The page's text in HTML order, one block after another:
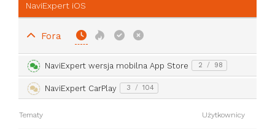
NaviExpert iOS
Fora
NaviExpert wersja mobilna App Store 2 / 98
NaviExpert CarPlay 3 / 104
Tematy Użytkownicy